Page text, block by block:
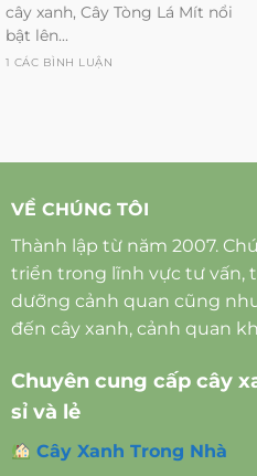
cây xanh, Cây Tòng Lá Mít nổi
bật lên...
1 CÁC BÌNH LUẬN
VỀ CHÚNG TÔI
Thành lập từ năm 2007.
triển trong lĩnh vực tư vấn,
dưỡng cảnh quan cũng
đến cây xanh, cảnh quan
Chuyên cung cấp cây
sỉ và lẻ
Cây Xanh Trong Nhà